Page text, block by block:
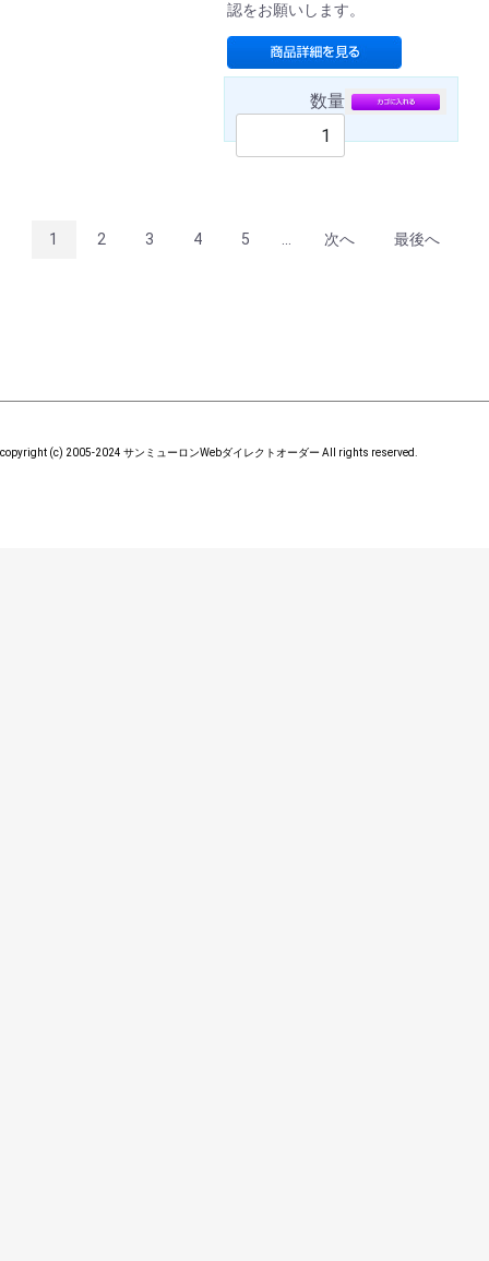
認をお願いします。
数量
1 2 3 4 5 次へ 最後へ
copyright (c) 2005-2024 サンミューロンWebダイレクトオーダー All rights reserved.